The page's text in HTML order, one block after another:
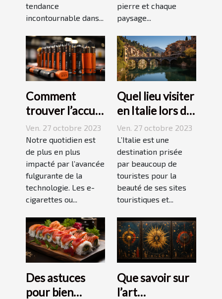
tendance
incontournable dans...
pierre et chaque
paysage...
Comment
trouver l’accu
idéal pour sa e-
cigarette ?
Ven. 27 octobre 2023
Notre quotidien est
de plus en plus
impacté par l’avancée
fulgurante de la
technologie. Les e-
cigarettes ou...
Quel lieu visiter
en Italie lors de
vos vacances ?
Ven. 27 octobre 2023
L’Italie est une
destination prisée
par beaucoup de
touristes pour la
beauté de ses sites
touristiques et...
Des astuces
pour bien
Que savoir sur
l’art